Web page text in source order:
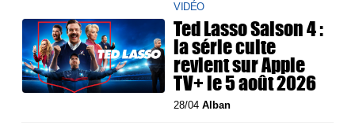
VIDÉO
Ted Lasso Saison 4 :
la série culte
revient sur Apple
TV+ le 5 août 2026
28/04Alban